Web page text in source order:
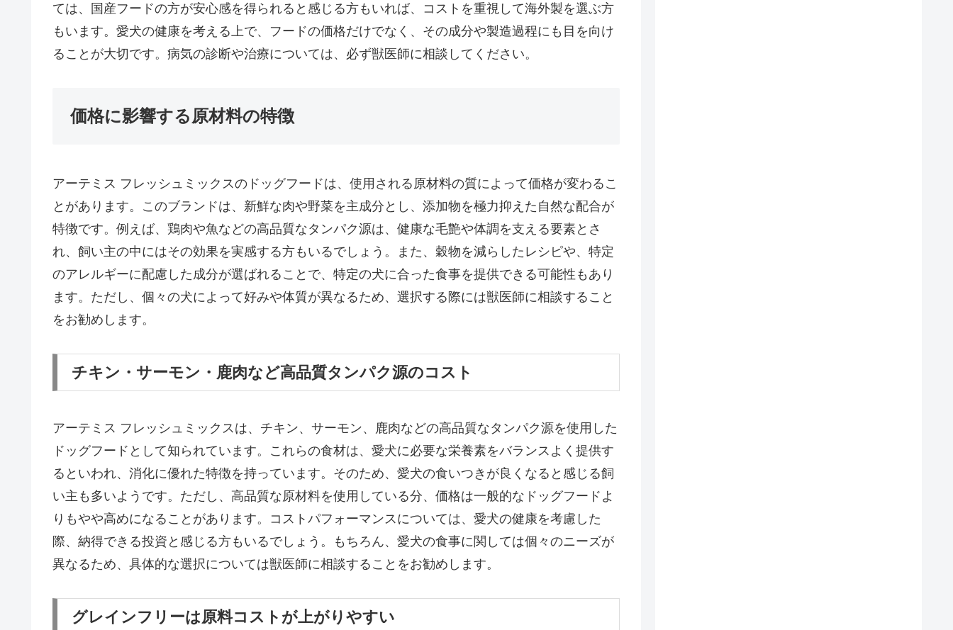
ては、国産フードの方が安心感を得られると感じる方もいれば、コストを重視して海外製を選ぶ方
もいます。愛犬の健康を考える上で、フードの価格だけでなく、その成分や製造過程にも目を向け
ることが大切です。病気の診断や治療については、必ず獣医師に相談してください。
価格に影響する原材料の特徴
アーテミス フレッシュミックスのドッグフードは、使用される原材料の質によって価格が変わるこ
とがあります。このブランドは、新鮮な肉や野菜を主成分とし、添加物を極力抑えた自然な配合が
特徴です。例えば、鶏肉や魚などの高品質なタンパク源は、健康な毛艶や体調を支える要素とさ
れ、飼い主の中にはその効果を実感する方もいるでしょう。また、穀物を減らしたレシピや、特定
のアレルギーに配慮した成分が選ばれることで、特定の犬に合った食事を提供できる可能性もあり
ます。ただし、個々の犬によって好みや体質が異なるため、選択する際には獣医師に相談すること
をお勧めします。
チキン・サーモン・鹿肉など高品質タンパク源のコスト
アーテミス フレッシュミックスは、チキン、サーモン、鹿肉などの高品質なタンパク源を使用した
ドッグフードとして知られています。これらの食材は、愛犬に必要な栄養素をバランスよく提供す
るといわれ、消化に優れた特徴を持っています。そのため、愛犬の食いつきが良くなると感じる飼
い主も多いようです。ただし、高品質な原材料を使用している分、価格は一般的なドッグフードよ
りもやや高めになることがあります。コストパフォーマンスについては、愛犬の健康を考慮した
際、納得できる投資と感じる方もいるでしょう。もちろん、愛犬の食事に関しては個々のニーズが
異なるため、具体的な選択については獣医師に相談することをお勧めします。
グレインフリーは原料コストが上がりやすい